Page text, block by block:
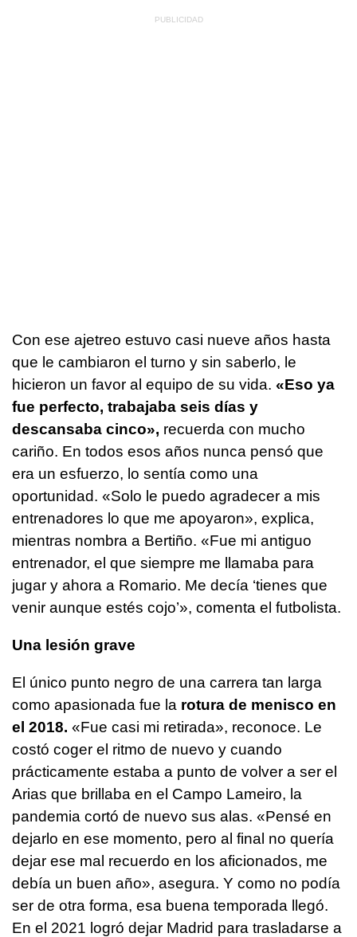
Con ese ajetreo estuvo casi nueve años hasta
que le cambiaron el turno y sin saberlo, le
hicieron un favor al equipo de su vida. «Eso ya
fue perfecto, trabajaba seis días y
descansaba cinco», recuerda con mucho
cariño. En todos esos años nunca pensó que
era un esfuerzo, lo sentía como una
oportunidad. «Solo le puedo agradecer a mis
entrenadores lo que me apoyaron», explica,
mientras nombra a Bertiño. «Fue mi antiguo
entrenador, el que siempre me llamaba para
jugar y ahora a Romario. Me decía ‘tienes que
venir aunque estés cojo’», comenta el futbolista.
Una lesión grave
El único punto negro de una carrera tan larga
como apasionada fue la rotura de menisco en
el 2018. «Fue casi mi retirada», reconoce. Le
costó coger el ritmo de nuevo y cuando
prácticamente estaba a punto de volver a ser el
Arias que brillaba en el Campo Lameiro, la
pandemia cortó de nuevo sus alas. «Pensé en
dejarlo en ese momento, pero al final no quería
dejar ese mal recuerdo en los aficionados, me
debía un buen año», asegura. Y como no podía
ser de otra forma, esa buena temporada llegó.
En el 2021 logró dejar Madrid para trasladarse a